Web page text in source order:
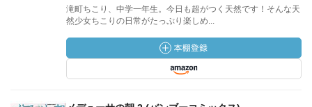
滝町ちこり、中学一年生。今日も超がつく天然です！そんな天
然少女ちこりの日常がたっぷり楽しめ...